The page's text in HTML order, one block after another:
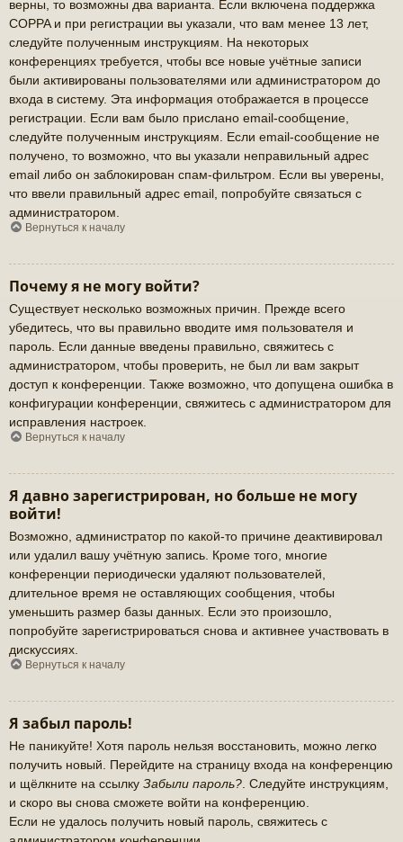
верны, то возможны два варианта. Если включена поддержка
COPPA и при регистрации вы указали, что вам менее 13 лет,
следуйте полученным инструкциям. На некоторых
конференциях требуется, чтобы все новые учётные записи
были активированы пользователями или администратором до
входа в систему. Эта информация отображается в процессе
регистрации. Если вам было прислано email-сообщение,
следуйте полученным инструкциям. Если email-сообщение не
получено, то возможно, что вы указали неправильный адрес
email либо он заблокирован спам-фильтром. Если вы уверены,
что ввели правильный адрес email, попробуйте связаться с
администратором.
Вернуться к началу
Почему я не могу войти?
Существует несколько возможных причин. Прежде всего
убедитесь, что вы правильно вводите имя пользователя и
пароль. Если данные введены правильно, свяжитесь с
администратором, чтобы проверить, не был ли вам закрыт
доступ к конференции. Также возможно, что допущена ошибка в
конфигурации конференции, свяжитесь с администратором для
исправления настроек.
Вернуться к началу
Я давно зарегистрирован, но больше не могу
войти!
Возможно, администратор по какой-то причине деактивировал
или удалил вашу учётную запись. Кроме того, многие
конференции периодически удаляют пользователей,
длительное время не оставляющих сообщения, чтобы
уменьшить размер базы данных. Если это произошло,
попробуйте зарегистрироваться снова и активнее участвовать в
дискуссиях.
Вернуться к началу
Я забыл пароль!
Не паникуйте! Хотя пароль нельзя восстановить, можно легко
получить новый. Перейдите на страницу входа на конференцию
и щёлкните на ссылку Забыли пароль? . Следуйте инструкциям,
и скоро вы снова сможете войти на конференцию.
Если не удалось получить новый пароль, свяжитесь с